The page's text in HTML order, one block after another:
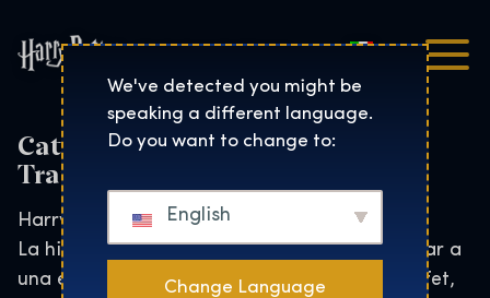
Harry Potter™: The
Italiano
Catalan – Audio Guide Final
Transcript:
Harry Potter: del paper a la pantalla
La història d’un noi que agafa un tren per anar a
una escola per a bruixots es va concebre, de fet,
We've detected you might be
speaking a different language.
Do you want to change to:
English
Change Language